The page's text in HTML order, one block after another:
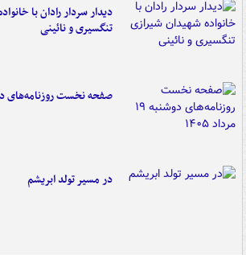
دیدار سردار رادان با
تنگسیری و نائینی
صفحه نخست روزنامه‌های دوشنبه ۱۹
در مسیر تولد ابریشم